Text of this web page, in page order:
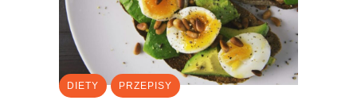
DIETY PRZEPISY